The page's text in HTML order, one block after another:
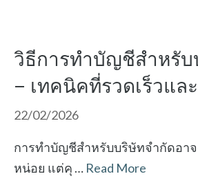
วิธีการทำบัญชีสำหรับ
– เทคนิคที่รวดเร็วแล
22/02/2026
การทำบัญชีสำหรับบริษัทจำกัดอา
หน่อย แต่คุ … Read More